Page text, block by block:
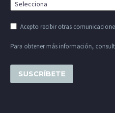
Acepto recibir otras
Para obtener más información,